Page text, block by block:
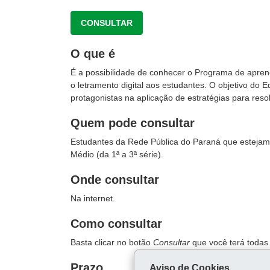
CONSULTAR
O que é
É a possibilidade de conhecer o Programa de
o letramento digital aos estudantes. O objetivo do
protagonistas na aplicação de estratégias para
Quem pode consultar
Estudantes da Rede Pública do Paraná que
Médio (da 1ª a 3ª série).
Onde consultar
Na internet.
Como consultar
Basta clicar no botão Consultar que você terá todas
Aviso de Cookies